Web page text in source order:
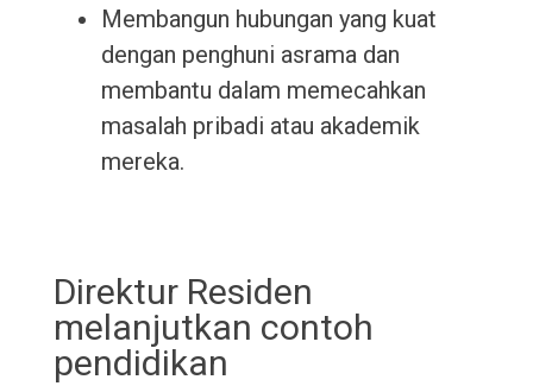
Membangun hubungan yang kuat
dengan penghuni asrama dan
membantu dalam memecahkan
masalah pribadi atau akademik
mereka.
Direktur Residen
melanjutkan contoh
pendidikan